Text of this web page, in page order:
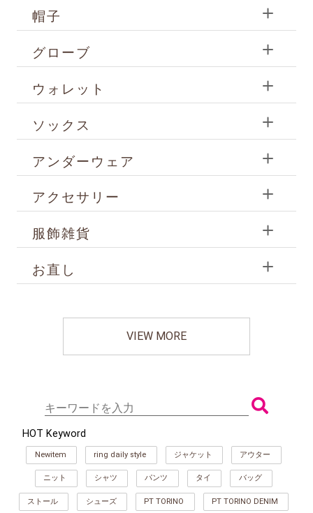
帽子
グローブ
ウォレット
ソックス
アンダーウェア
アクセサリー
服飾雑貨
お直し
VIEW MORE
HOT Keyword
Newitem ring daily style ジャケット アウター
ニット シャツ パンツ タイ バッグ
ストール シューズ PT TORINO PT TORINO DENIM